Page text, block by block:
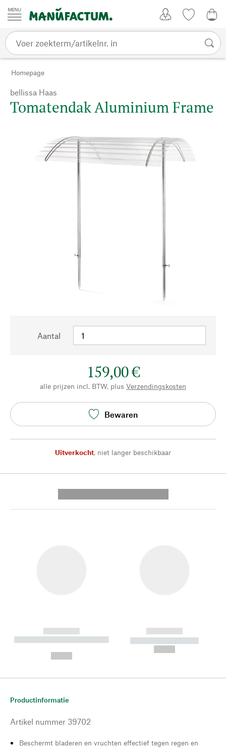
Passer au contenu
Homepage
bellissa Haas
Tomatendak Aluminium Frame
Aantal
159,00 €
alle prijzen incl. BTW, plus Verzendingskosten
Bewaren
Uitverkocht, niet langer beschikbaar
------------
----------- ----------- --------
------------
----------- -----------
Productinformatie
Artikel nummer 39702
Beschermt bladeren en vruchten effectief tegen regen en